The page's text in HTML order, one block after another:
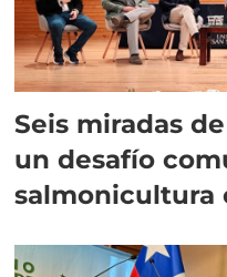
Seis miradas
un desafío
salmonicultura